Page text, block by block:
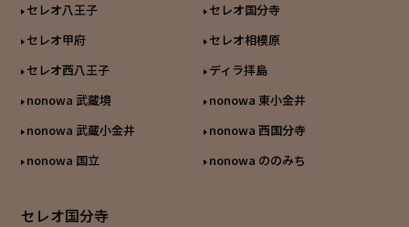
セレオ八王子
セレオ国分寺
セレオ甲府
セレオ相模原
セレオ西八王子
ディラ拝島
nonowa 武蔵境
nonowa 東小金井
nonowa 武蔵小金井
nonowa 西国分寺
nonowa 国立
nonowa ののみち
セレオ国分寺